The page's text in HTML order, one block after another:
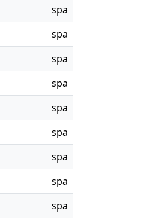
spa
spa
spa
spa
spa
spa
spa
spa
spa